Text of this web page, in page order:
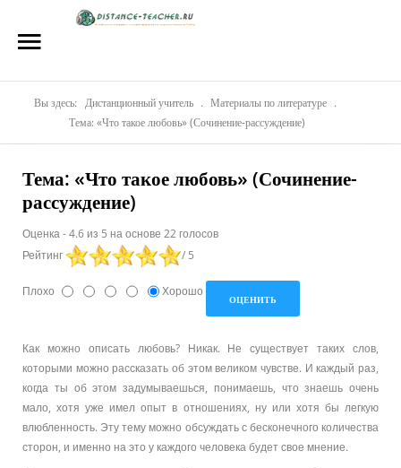
Репетиторы
Стоимость
Акции
Блог
Контакты
Вы здесь: Дистанционный учитель . Материалы по литературе
.
Тема: «Что такое любовь» (Сочинение-рассуждение)
Тема: «Что такое любовь» (Сочинение-
рассуждение)
Оценка - 4.6 из 5 на основе 22 голосов
Рейтинг
/ 5
Плохо Хорошо
Как можно описать любовь? Никак. Не существует таких слов,
которыми можно рассказать об этом великом чувстве. И каждый раз,
когда ты об этом задумываешься, понимаешь, что знаешь очень
мало, хотя уже имел опыт в отношениях, ну или хотя бы легкую
влюбленность. Эту тему можно обсуждать с бесконечного количества
сторон, и именно на это у каждого человека будет свое мнение.